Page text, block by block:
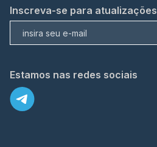
Inscreva-se para atualizações
Estamos nas redes sociais